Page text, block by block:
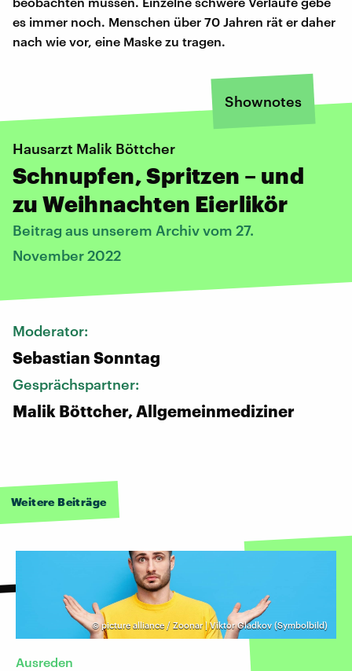
es immer noch. Menschen über 70 Jahren rät er daher
nach wie vor, eine Maske zu tragen.
Shownotes
Hausarzt Malik Böttcher
Schnupfen, Spritzen – und
zu Weihnachten Eierlikör
Beitrag aus unserem Archiv vom 27.
November 2022
Moderator:
Sebastian Sonntag
Gesprächspartner:
Malik Böttcher, Allgemeinmediziner
Weitere Beiträge
©picture alliance / Zoonar | Viktor Gladkov (Symbolbild)
Ausreden